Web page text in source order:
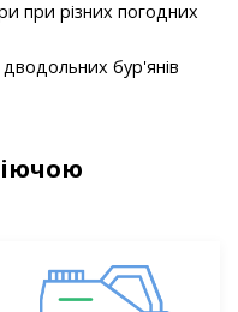
при різних погодних
бур'янів